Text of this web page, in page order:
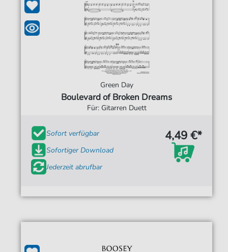
Green Day
Boulevard of Broken Dreams
Für: Gitarren Duett
Sofort verfügbar
Sofortiger Download
Jederzeit abrufbar
4,49 €*